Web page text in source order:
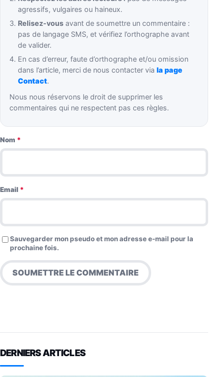
agressifs, vulgaires ou haineux.
Relisez-vous avant de soumettre un commentaire :
pas de langage SMS, et vérifiez l’orthographe avant
de valider.
En cas d’erreur, faute d’orthographe et/ou omission
dans l’article, merci de nous contacter viala page
Contact.
Nous nous réservons le droit de supprimer les
commentaires qui ne respectent pas ces règles.
Nom *
Email *
Sauvegarder mon pseudo et mon adresse e-mail pour la
prochaine fois.
DERNIERS ARTICLES